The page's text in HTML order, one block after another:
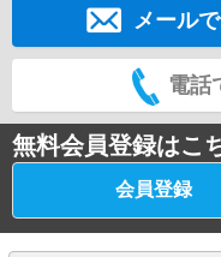
メール
電話
無料会員登録はこ
会員登録